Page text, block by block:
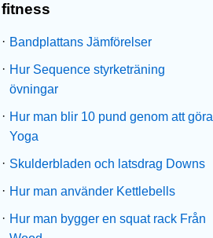
fitness
· Bandplattans Jämförelser
· Hur Sequence styrketräning
övningar
· Hur man blir 10 pund genom att göra
Yoga
· Skulderbladen och latsdrag Downs
· Hur man använder Kettlebells
· Hur man bygger en squat rack Från